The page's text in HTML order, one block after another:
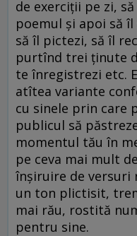
de exerciții pe zi,
poemul și apoi să
să îl pictezi, să îl
purtînd trei ținute
te înregistrezi etc.
atîtea variante
cu sinele prin care
publicul să
momentul tău în
pe ceva mai mult
înșiruire de versuri
un ton plictisit,
mai rău, rostită
pentru sine.